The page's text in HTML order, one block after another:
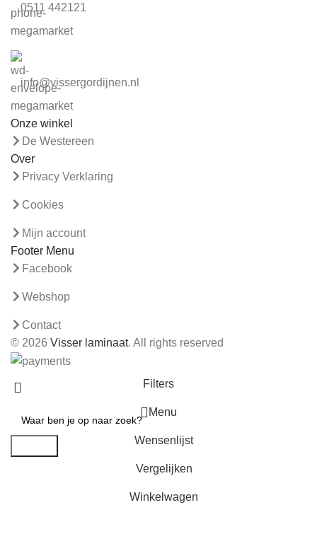
0511 442121
info@vissergordijnen.nl
Onze winkel
De Westereen
Over
Privacy Verklaring
Cookies
Mijn account
Footer Menu
Facebook
Webshop
Contact
© 2026 Visser laminaat. All rights reserved
Filters
Menu
Wensenlijst
Vergelijken
Winkelwagen